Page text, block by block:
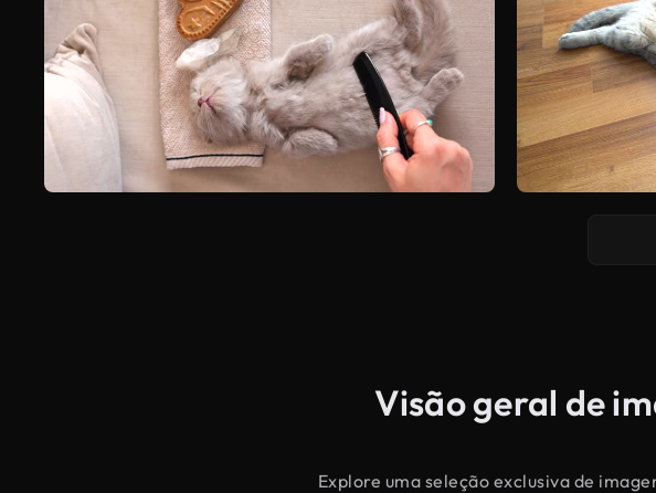
Visão geral de
Explore uma seleção exclusiva de